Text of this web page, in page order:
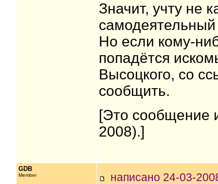
Значит, учту не
самодеятельный
Но если кому-
попадётся
Высоцкого, со
сообщить.
[Это сообщение
2008).]
GDB
Member написано 24-03-